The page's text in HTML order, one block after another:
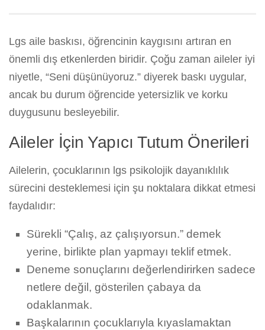
Lgs aile baskısı, öğrencinin kaygısını artıran en
önemli dış etkenlerden biridir. Çoğu zaman aileler iyi
niyetle, “Seni düşünüyoruz.” diyerek baskı uygular,
ancak bu durum öğrencide yetersizlik ve korku
duygusunu besleyebilir.
Aileler İçin Yapıcı Tutum Önerileri
Ailelerin, çocuklarının lgs psikolojik dayanıklılık
sürecini desteklemesi için şu noktalara dikkat etmesi
faydalıdır:
Sürekli “Çalış, az çalışıyorsun.” demek
yerine, birlikte plan yapmayı teklif etmek.
Deneme sonuçlarını değerlendirirken sadece
netlere değil, gösterilen çabaya da
odaklanmak.
Başkalarının çocuklarıyla kıyaslamaktan